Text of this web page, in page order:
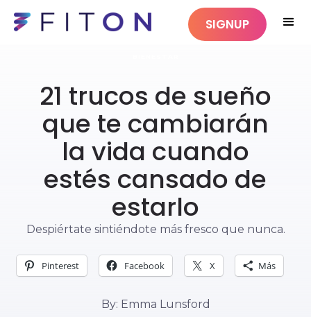
SIGNUP
21 trucos de sueño
que te cambiarán
la vida cuando
estés cansado de
estarlo
Despiértate sintiéndote más fresco que nunca.
Pinterest Facebook X Más
By: Emma Lunsford